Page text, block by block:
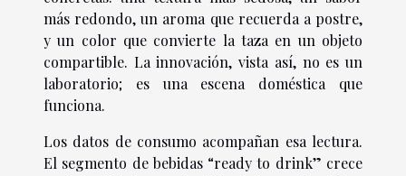
más redondo, un aroma que recuerda a postre,
y un color que convierte la taza en un objeto
compartible. La innovación, vista así, no es un
laboratorio; es una escena doméstica que
funciona.
Los datos de consumo acompañan esa lectura.
El segmento de bebidas “ready to drink” crece